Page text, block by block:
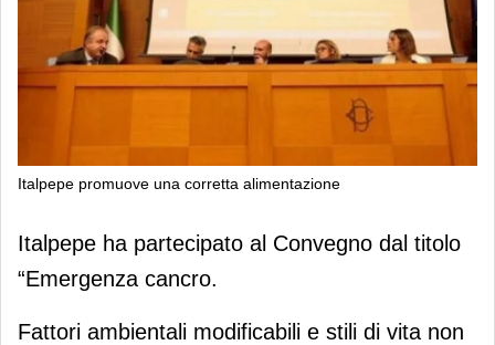
Italpepe promuove una corretta alimentazione
Italpepe promuove una corretta
alimentazione
Italpepe ha partecipato al Convegno dal titolo
“Emergenza cancro.
Fattori ambientali modificabili e stili di vita non